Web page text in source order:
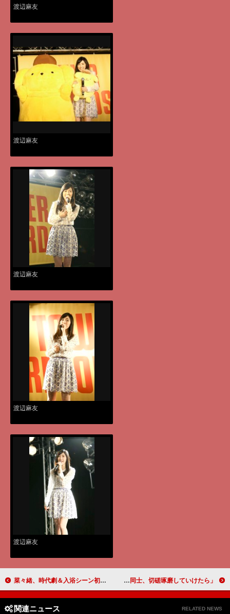
渡辺麻友
渡辺麻友
渡辺麻友
渡辺麻友
渡辺麻友
菜々緒、時代劇＆入浴シーン初挑戦 松山ケンイチ主演時代劇が完成披露 北原里英、卒業発表の松井玲奈にエール 「同じ夢を持つ者同士、切磋琢磨していけたら」
関連ニュース RELATED NEWS